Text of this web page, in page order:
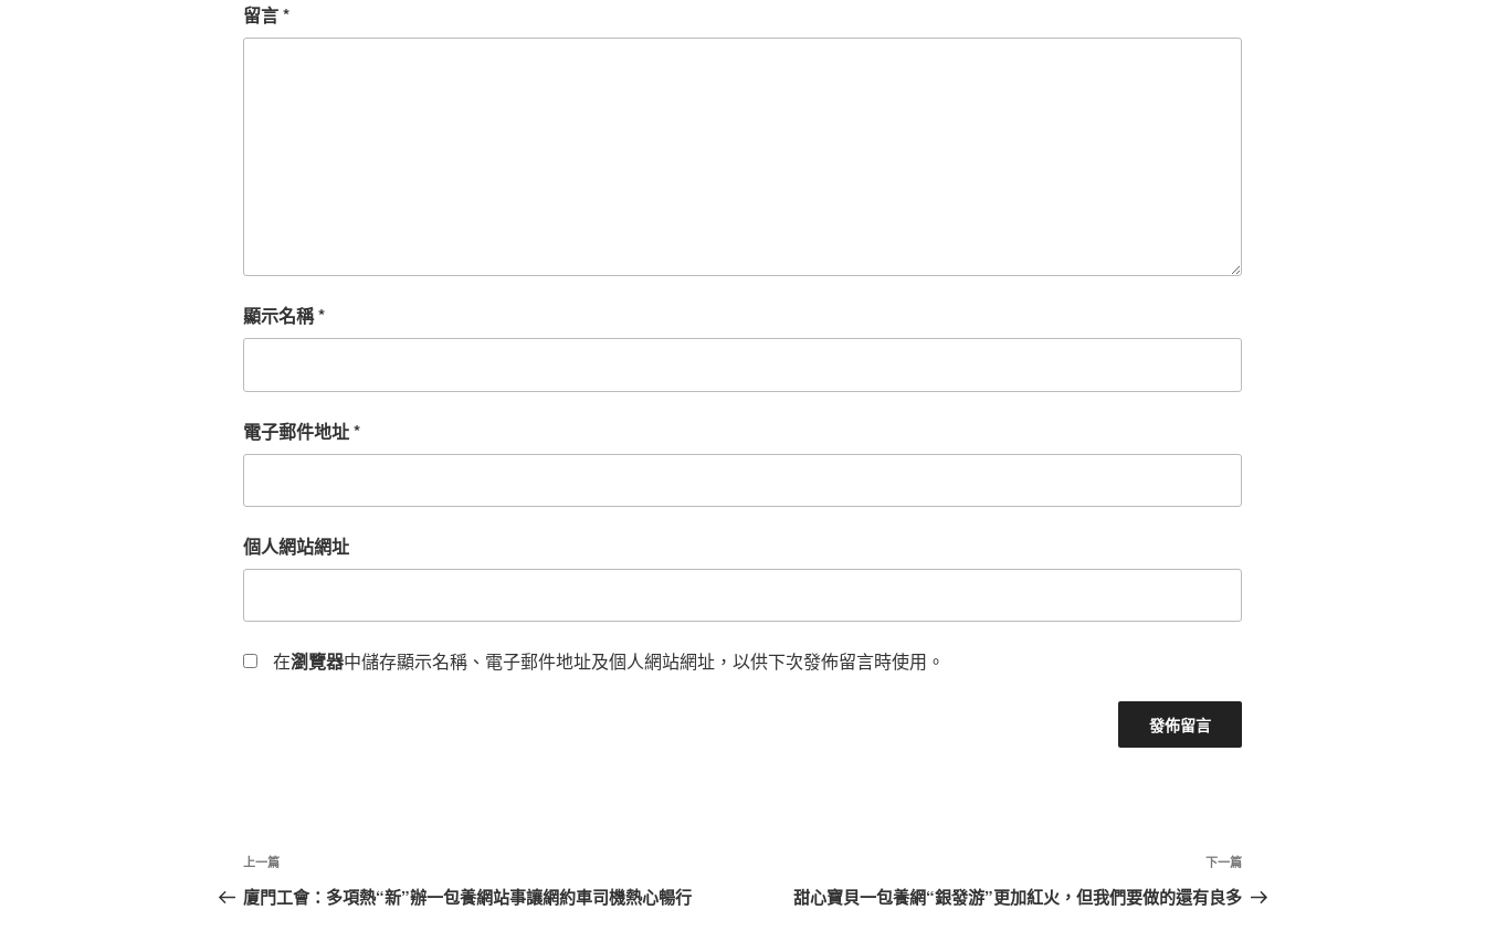
留言*
顯示名稱*
電子郵件地址*
個人網站網址
在瀏覽器中儲存顯示名稱、電子郵件地址及個人網站網址，以供下次發佈留言時使用。
文
章
上
一
上一篇
廈門工會：多項熱“新”辦一包養網站事讓網約車司機熱心暢行
下
一
下一篇
甜心寶貝一包養網“銀發游”更加紅火，但我們要做的還有良多